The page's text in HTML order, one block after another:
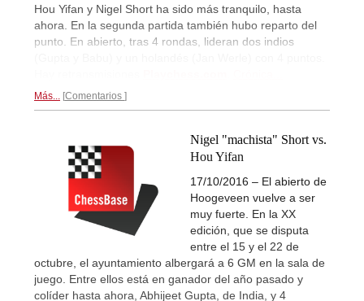
Hou Yifan y Nigel Short ha sido más tranquilo, hasta
ahora. En la segunda partida también hubo reparto del
punto. En abierto, tras 4 rondas, lideran dos indios
Más... Comentarios
Nigel "machista" Short vs.
Hou Yifan
17/10/2016 – El abierto de
Hoogeveen vuelve a ser
muy fuerte. En la XX
edición, que se disputa
entre el 15 y el 22 de
octubre, el ayuntamiento albergará a 6 GM en la sala de
juego. Entre ellos está en ganador del año pasado y
colíder hasta ahora, Abhijeet Gupta, de India, y 4